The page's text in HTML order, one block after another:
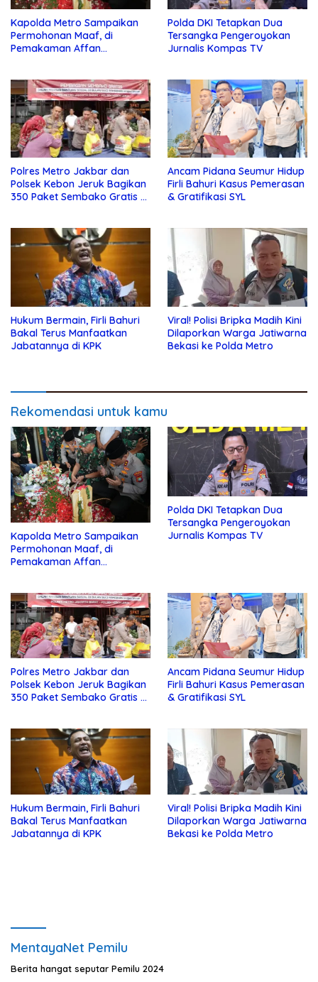
Kapolda Metro Sampaikan
Permohonan Maaf, di
Pemakaman Affan
Polda DKI Tetapkan Dua
Tersangka Pengeroyokan
Jurnalis Kompas TV
Polres Metro Jakbar dan
Polsek Kebon Jeruk Bagikan
350 Paket Sembako Gratis di
Ancam Pidana Seumur Hidup
Firli Bahuri Kasus Pemerasan
& Gratifikasi SYL
Hukum Bermain, Firli Bahuri
Bakal Terus Manfaatkan
Jabatannya di KPK
Viral! Polisi Bripka Madih Kini
Dilaporkan Warga Jatiwarna
Bekasi ke Polda Metro
Rekomendasi untuk kamu
Kapolda Metro Sampaikan
Permohonan Maaf, di
Pemakaman Affan
Polda DKI Tetapkan Dua
Tersangka Pengeroyokan
Jurnalis Kompas TV
Polres Metro Jakbar dan
Polsek Kebon Jeruk Bagikan
350 Paket Sembako Gratis di
Ancam Pidana Seumur Hidup
Firli Bahuri Kasus Pemerasan
& Gratifikasi SYL
Hukum Bermain, Firli Bahuri
Bakal Terus Manfaatkan
Jabatannya di KPK
Viral! Polisi Bripka Madih Kini
Dilaporkan Warga Jatiwarna
Bekasi ke Polda Metro
MentayaNet Pemilu
Berita hangat seputar Pemilu 2024